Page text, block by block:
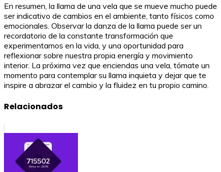
En resumen, la llama de una vela que se mueve mucho puede
ser indicativo de cambios en el ambiente, tanto físicos como
emocionales. Observar la danza de la llama puede ser un
recordatorio de la constante transformación que
experimentamos en la vida, y una oportunidad para
reflexionar sobre nuestra propia energía y movimiento
interior. La próxima vez que enciendas una vela, tómate un
momento para contemplar su llama inquieta y dejar que te
inspire a abrazar el cambio y la fluidez en tu propio camino.
Relacionados